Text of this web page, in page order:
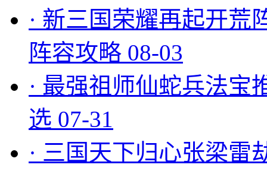
· 新三国荣耀再起开荒
阵容攻略 08-03
· 最强祖师仙蛇兵法宝
选 07-31
· 三国天下归心张梁雷